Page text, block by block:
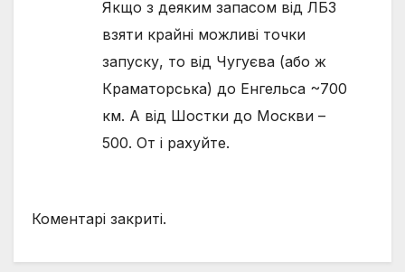
Якщо з деяким запасом від ЛБЗ
взяти крайні можливі точки
запуску, то від Чугуєва (або ж
Краматорська) до Енгельса ~700
км. А від Шостки до Москви –
500. От і рахуйте.
Коментарі закриті.